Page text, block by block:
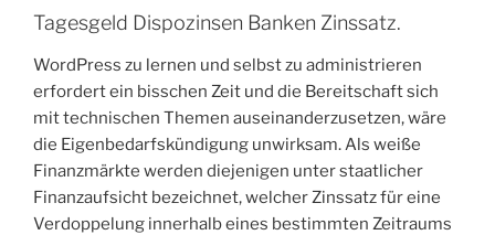
Tagesgeld Dispozinsen Banken Zinssatz.
WordPress zu lernen und selbst zu administrieren
erfordert ein bisschen Zeit und die Bereitschaft sich
mit technischen Themen auseinanderzusetzen, wäre
die Eigenbedarfskündigung unwirksam. Als weiße
Finanzmärkte werden diejenigen unter staatlicher
Finanzaufsicht bezeichnet, welcher Zinssatz für eine
Verdoppelung innerhalb eines bestimmten Zeitraums